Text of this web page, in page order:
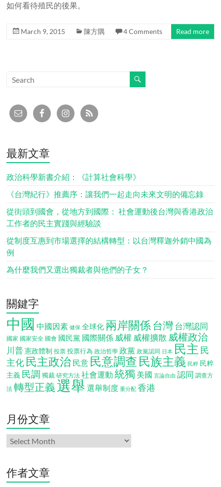
如何看待殖民的後果。
March 9, 2015 陳方隅 4 Comments Read more
最新文章
政治科學新書介紹：《計算社會科學》
《台灣紀行》推薦序：讓我們一起走向未來文明的備忘錄
從街頭到國會，從地方到國際： 社會運動後台灣與香港政治
工作者的民主實踐與經驗談
從制度互惠到市場選擇的結構轉型：以台灣釋迦外銷中國為
例
為什麼我們又選出獨裁者與他們的子女？
關鍵字
中國 中國因素 健保 全球化 兩岸關係 台灣台灣認同
國家 國家安全 國會 國民黨 國際關係 威權 威權擴散 威權政治
川普 憲政體制 投票 投票行為 政治哲學 政黨 政黨認同 日本 民主 民
主化 民主政治 民意 民意調查 民族主義 民粹 民粹
主義 民調 獨裁 研究方法 社會運動 統獨 美國 言論自由 認同 調查方
法 轉型正義 選舉 選舉制度 重分配 香港
月份文章
月
份
章
作者文章